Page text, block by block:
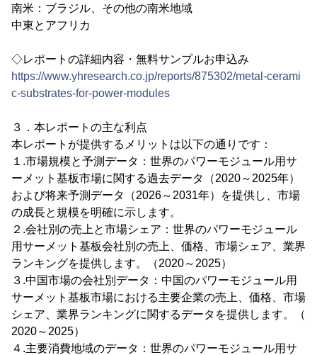
南米：ブラジル、その他の南米地域
中東とアフリカ
◇レポートの詳細内容・無料サンプルお申込み
https://www.yhresearch.co.jp/reports/875302/metal-cerami
c-substrates-for-power-modules
３．本レポートの主な利点
本レポートが提供するメリットは以下の通りです：
１.市場規模と予測データ：世界のパワーモジュール用サ
ーメット基板市場に関する過去データ（2020～2025年）
および将来予測データ（2026～2031年）を提供し、市場
の成長と規模を明確に示します。
２.会社別の売上と市場シェア：世界のパワーモジュール
用サーメット基板会社別の売上、価格、市場シェア、業界
ランキングを提供します。（2020～2025）
３.中国市場の会社別データ：中国のパワーモジュール用
サーメット基板市場における主要企業の売上、価格、市場
シェア、業界ランキングに関するデータを提供します。（
2020～2025）
４.主要消費地域のデータ：世界のパワーモジュール用サ